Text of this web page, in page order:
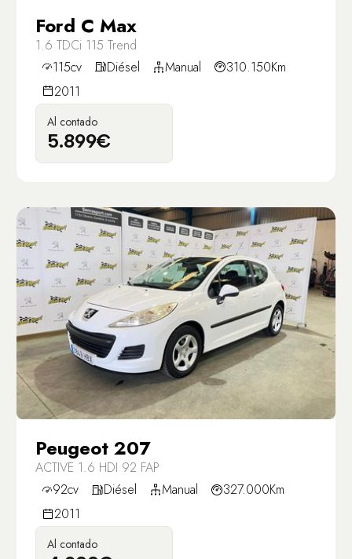
Ford C Max
1.6 TDCi 115 Trend
115cv
Diésel Manual
310.150Km
2011
Al contado
5.899€
Peugeot 207
ACTIVE 1.6 HDI 92 FAP
92cv
Diésel Manual
327.000Km
2011
Al contado